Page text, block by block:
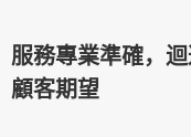
服務專業準確，
顧客期望